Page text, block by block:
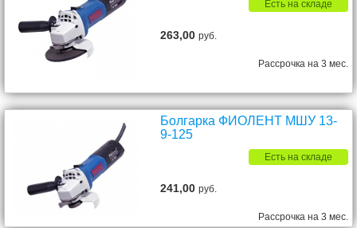
Есть на складе
263,00руб.
Рассрочка на 3 мес.
Болгарка ФИОЛЕНТ МШУ 13-
9-125
Есть на складе
241,00руб.
Рассрочка на 3 мес.